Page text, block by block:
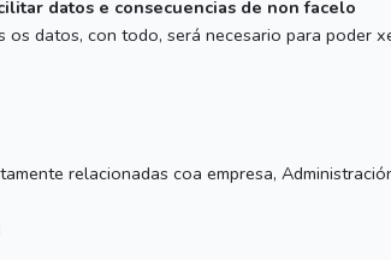
datos e consecuencias de non facelo
datos, con todo, será necesario para poder
relacionadas coa empresa,